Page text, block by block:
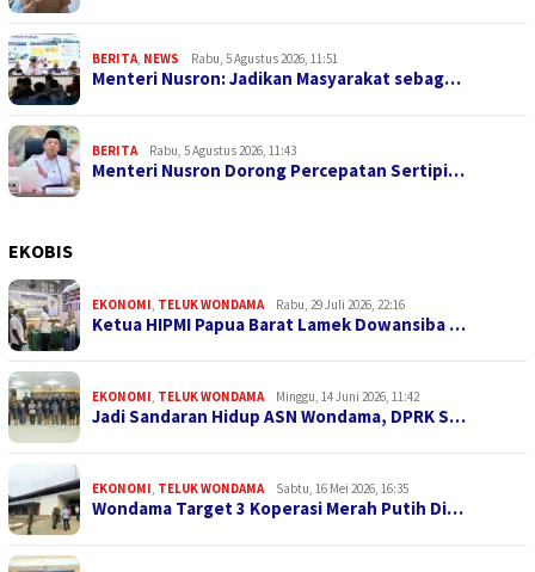
BERITA, NEWS Rabu, 5 Agustus 2026, 11:51
Menteri Nusron: Jadikan Masyarakat sebag…
BERITA Rabu, 5 Agustus 2026, 11:43
Menteri Nusron Dorong Percepatan Sertipi…
EKOBIS
EKONOMI, TELUK WONDAMA Rabu, 29 Juli 2026, 22:16
Ketua HIPMI Papua Barat Lamek Dowansiba …
EKONOMI, TELUK WONDAMA Minggu, 14 Juni 2026, 11:42
Jadi Sandaran Hidup ASN Wondama, DPRK S…
EKONOMI, TELUK WONDAMA Sabtu, 16 Mei 2026, 16:35
Wondama Target 3 Koperasi Merah Putih Di…